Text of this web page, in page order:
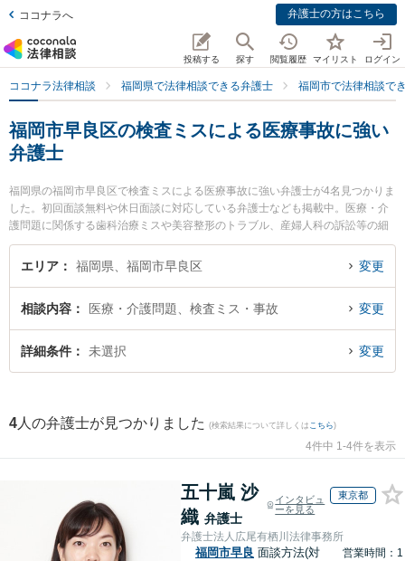
ココナラへ 弁護士の方はこちら
投稿する 探す 閲覧履歴 マイリスト ログイン
ココナラ法律相談 福岡県で法律相談できる弁護士 福岡市で法律相談で
福岡市早良区の検査ミスによる医療事故に強い
弁護士
福岡県の福岡市早良区で検査ミスによる医療事故に強い弁護士が4名見つかりま
した。初回面談無料や休日面談に対応している弁護士なども掲載中。医療・介
護問題に関係する歯科治療ミスや美容整形のトラブル、産婦人科の訴訟等の細
かな分野での絞り込み検索もでき便利です。特に福岡つむぎ法律事務所の山本
恭輔弁護士や平田すぐる法律事務所の平田 卓弁護士、日の出総合法律事務所の
ルを今すぐに弁護士に相談したい』『検査ミスによる医療事故のトラブル解決
の実績豊富な近くの弁護士を検索したい』『初回相談無料で検査ミスによる医
療事故を法律相談できる福岡市早良区内の弁護士に相談予約したい』などでお
エリア 福岡県、福岡市早良区 変更
相談内容 医療・介護問題、検査ミス・事故 変更
詳細条件 未選択 変更
4 人の弁護士が見つかりました (検索結果について詳しくは こちら)
4件中 1-4件を表示
五十嵐 沙
織 弁護士
インタビュ
ーを見る
東京都
弁護士法人広尾有栖川法律事務所
福岡市早良 面談方法(対
営業時間：1